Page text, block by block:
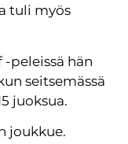
tuli myös
peleissä hän
seitsemässä
juoksua.
joukkue.